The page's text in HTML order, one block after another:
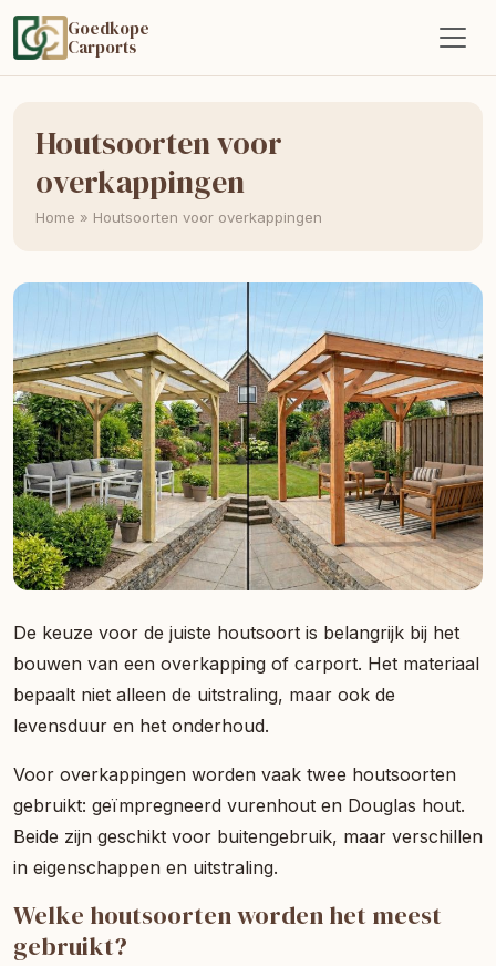
Goedkope
Carports
Houtsoorten voor
overkappingen
Home » Houtsoorten voor overkappingen
De keuze voor de juiste houtsoort is belangrijk bij het
bouwen van een overkapping of carport. Het materiaal
bepaalt niet alleen de uitstraling, maar ook de
levensduur en het onderhoud.
Voor overkappingen worden vaak twee houtsoorten
gebruikt: geïmpregneerd vurenhout en Douglas hout.
Beide zijn geschikt voor buitengebruik, maar verschillen
in eigenschappen en uitstraling.
Welke houtsoorten worden het meest
gebruikt?